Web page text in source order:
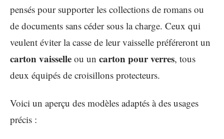
pensés pour supporter les collections de romans ou
de documents sans céder sous la charge. Ceux qui
veulent éviter la casse de leur vaisselle préféreront un
carton vaisselle ou un carton pour verres, tous
deux équipés de croisillons protecteurs.
Voici un aperçu des modèles adaptés à des usages
précis :